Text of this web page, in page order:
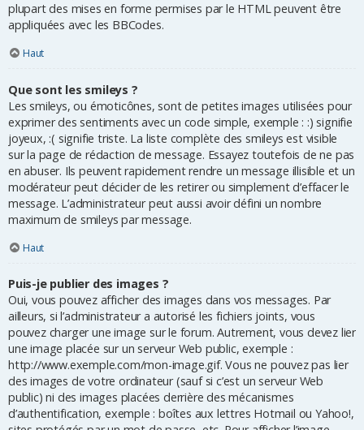
plupart des mises en forme permises par le HTML peuvent être
appliquées avec les BBCodes.
Haut
Que sont les smileys ?
Les smileys, ou émoticônes, sont de petites images utilisées pour
exprimer des sentiments avec un code simple, exemple : :) signifie
joyeux, :( signifie triste. La liste complète des smileys est visible
sur la page de rédaction de message. Essayez toutefois de ne pas
en abuser. Ils peuvent rapidement rendre un message illisible et un
modérateur peut décider de les retirer ou simplement d’effacer le
message. L’administrateur peut aussi avoir défini un nombre
maximum de smileys par message.
Haut
Puis-je publier des images ?
Oui, vous pouvez afficher des images dans vos messages. Par
ailleurs, si l’administrateur a autorisé les fichiers joints, vous
pouvez charger une image sur le forum. Autrement, vous devez lier
une image placée sur un serveur Web public, exemple :
http://www.exemple.com/mon-image.gif. Vous ne pouvez pas lier
des images de votre ordinateur (sauf si c’est un serveur Web
public) ni des images placées derrière des mécanismes
d’authentification, exemple : boîtes aux lettres Hotmail ou Yahoo!,